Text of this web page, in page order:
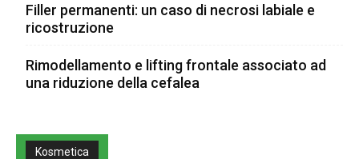
Filler permanenti: un caso di necrosi labiale e
ricostruzione
Rimodellamento e lifting frontale associato ad
una riduzione della cefalea
Kosmetica